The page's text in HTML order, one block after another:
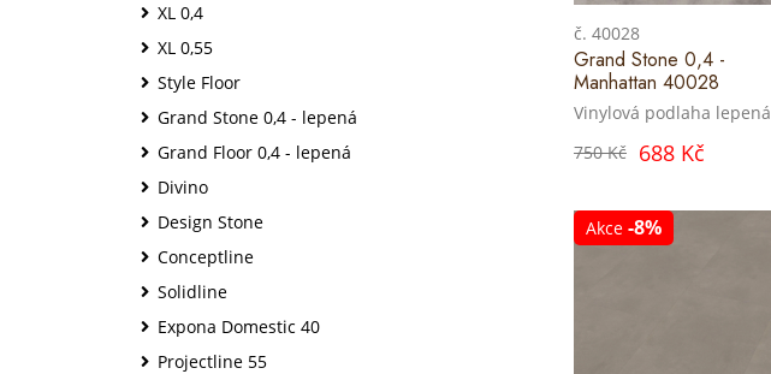
XL 0,4
XL 0,55
Style Floor
Grand Stone 0,4 - lepená
Grand Floor 0,4 - lepená
Divino
Design Stone
Conceptline
Solidline
Expona Domestic 40
Projectline 55
č. 40028
Grand Stone 0,4 -
Manhattan 40028
Vinylová podlaha lepená
750 Kč 688 Kč
Akce -8%